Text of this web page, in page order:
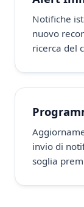
Notifiche
nuovo
ricerca del
invio di
soglia